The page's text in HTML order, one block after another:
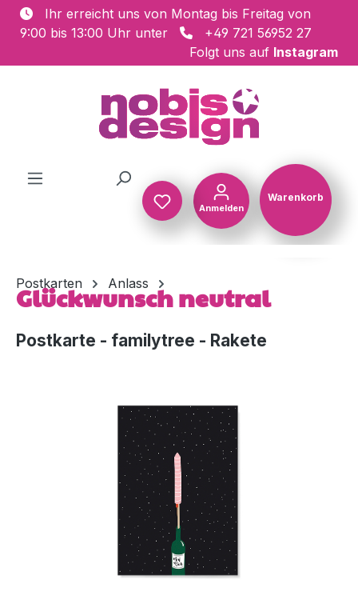
Zum Hauptinhalt springen
Ihr erreicht uns von Montag bis Freitag von
9:00 bis 13:00 Uhr unter
+49 721 56952 27
Folgt uns auf Instagram
Anmelden
Warenkorb
Postkarten Anlass
Glückwunsch neutral
Postkarte - familytree - Rakete
Bildergalerie überspringen